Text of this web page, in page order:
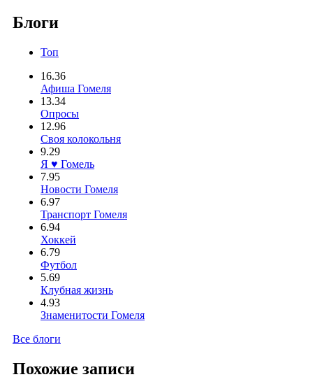
Блоги
Топ
16.36
Афиша Гомеля
13.34
Опросы
12.96
Своя колокольня
9.29
Я ♥ Гомель
7.95
Новости Гомеля
6.97
Транспорт Гомеля
6.94
Хоккей
6.79
Футбол
5.69
Клубная жизнь
4.93
Знаменитости Гомеля
Все блоги
Похожие записи